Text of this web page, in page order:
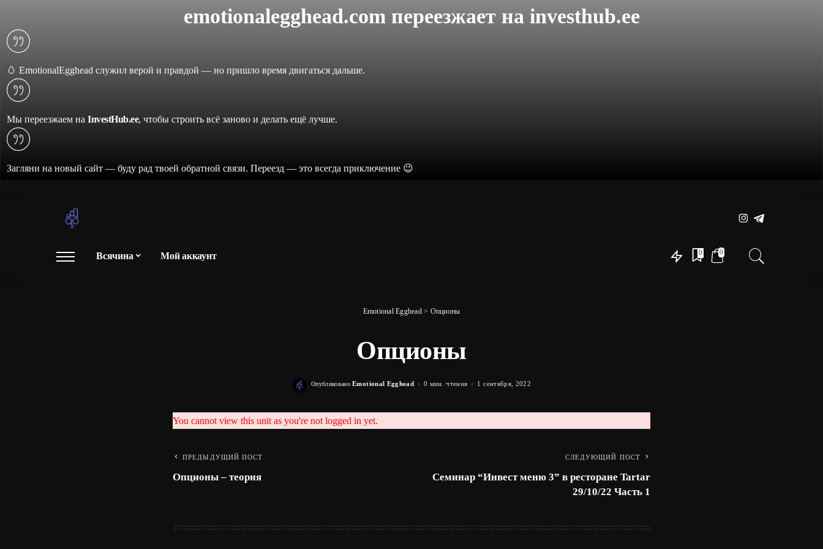
emotionalegghead.com переезжает на investhub.ee
🥚 EmotionalEgghead служил верой и правдой — но пришло время двигаться дальше.
Мы переезжаем на InvestHub.ee, чтобы строить всё заново и делать ещё лучше.
Загляни на новый сайт — буду рад твоей обратной связи. Переезд — это всегда приключение 😉
Всячина Мой аккаунт 0 0
Emotional Egghead> Опционы
Опционы
Posted
Опубликовано Emotional Egghead 0 мин. чтения 1 сентября, 2022
You cannot view this unit as you're not logged in yet.
ПРЕДЫДУЩИЙ ПОСТ
Опционы – теория
СЛЕДУЮЩИЙ ПОСТ
Семинар “Инвест меню 3” в ресторане Tartar
29/10/22 Часть 1